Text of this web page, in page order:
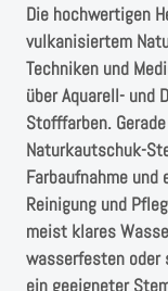
Die hochwertigen
vulkanisiertem
Techniken und
über Aquarell- und
Stofffarben.
Naturkautschuk-
Farbaufnahme
Reinigung und
meist klares
wasserfesten oder
ein geeigneter